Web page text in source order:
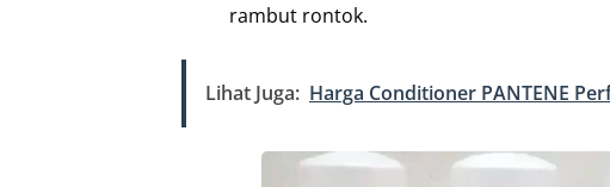
rambut rontok.
Lihat Juga: Harga Conditioner PANTENE